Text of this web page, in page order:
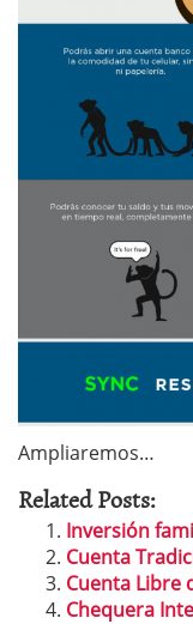
Ampliaremos…
Related Posts:
Inversión
Cuenta
Cuenta Libre
Chequera